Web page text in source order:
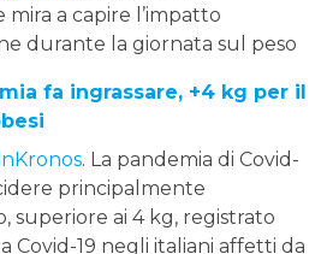
a capire l’impatto
durante la giornata sul peso
fa ingrassare, +4 kg per il
. La pandemia di Covid-
principalmente
superiore ai 4 kg, registrato
Covid-19 negli italiani affetti da